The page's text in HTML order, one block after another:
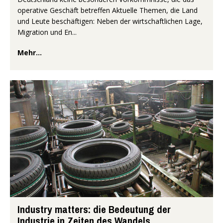
operative Geschäft betreffen Aktuelle Themen, die Land
und Leute beschäftigen: Neben der wirtschaftlichen Lage,
Migration und En...
Mehr...
Industry matters: die Bedeutung der